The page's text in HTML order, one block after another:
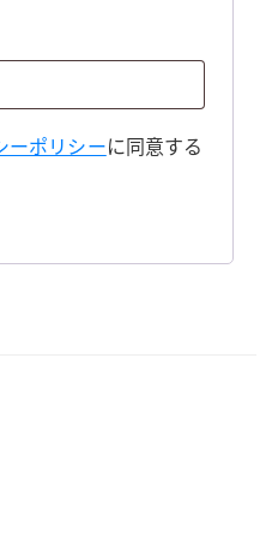
ーポリシーに同意する